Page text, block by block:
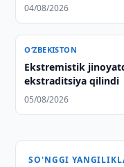
04/08/2026
O‘ZBEKISTON
Ekstremistik
ekstraditsiya qilindi
05/08/2026
SO'NGGI